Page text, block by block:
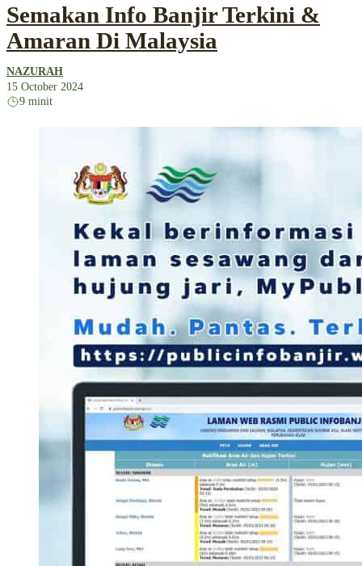
Semakan Info Banjir Terkini &
Amaran Di Malaysia
NAZURAH
15 October 2024
9 minit